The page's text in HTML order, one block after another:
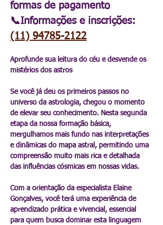
formas de pagamento
📞Informações e inscrições:
(11) 94785-2122
Aprofunde sua leitura do céu e desvende os
mistérios dos astros
Se você já deu os primeiros passos no
universo da astrologia, chegou o momento
de elevar seu conhecimento. Nesta segunda
etapa da nossa formação básica,
mergulhamos mais fundo nas interpretações
e dinâmicas do mapa astral, permitindo uma
compreensão muito mais rica e detalhada
das influências cósmicas em nossas vidas.
Com a orientação da especialista Elaine
Gonçalves, você terá uma experiência de
aprendizado prática e vivencial, essencial
para quem busca dominar esta linguagem